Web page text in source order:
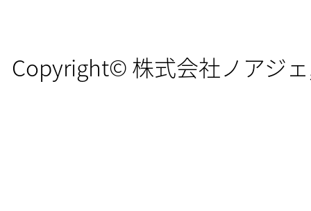
Copyright© 株式会社ノアジ